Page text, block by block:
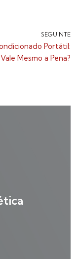
SEGUINTE
Portátil:
Vale Mesmo a Pena?